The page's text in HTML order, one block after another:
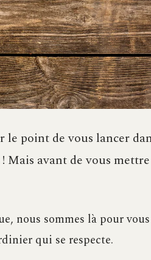
le point de vous lancer
Mais avant de vous
nous sommes là pour
qui se respecte.